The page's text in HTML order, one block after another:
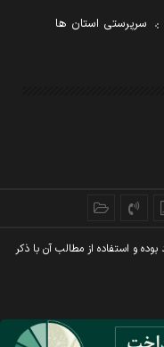
سرپرستی استان ها
و استفاده از مطالب آن با ذکر